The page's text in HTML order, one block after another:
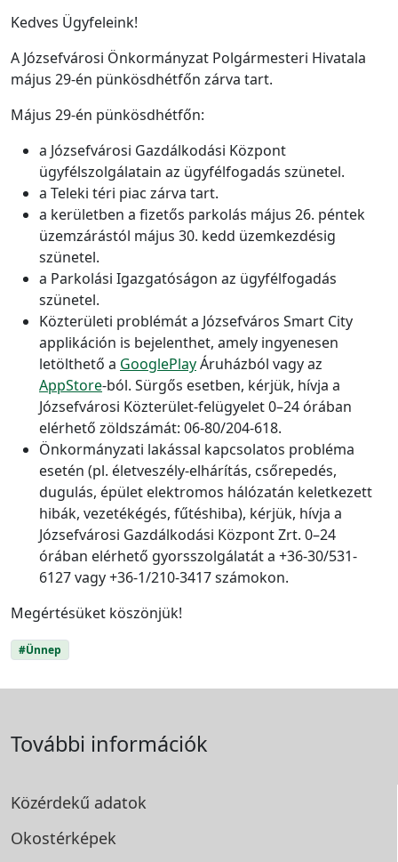
Kedves Ügyfeleink!
A Józsefvárosi Önkormányzat Polgármesteri Hivatala
május 29-én pünkösdhétfőn zárva tart.
Május 29-én pünkösdhétfőn:
a Józsefvárosi Gazdálkodási Központ
ügyfélszolgálatain az ügyfélfogadás szünetel.
a Teleki téri piac zárva tart.
a kerületben a fizetős parkolás május 26. péntek
üzemzárástól május 30. kedd üzemkezdésig
szünetel.
a Parkolási Igazgatóságon az ügyfélfogadás
szünetel.
Közterületi problémát a Józsefváros Smart City
applikáción is bejelenthet, amely ingyenesen
letölthető a GooglePlayÁruházból vagy az
AppStore-ból. Sürgős esetben, kérjük, hívja a
Józsefvárosi Közterület-felügyelet 0–24 órában
elérhető zöldszámát: 06-80/204-618.
Önkormányzati lakással kapcsolatos probléma
esetén (pl. életveszély-elhárítás, csőrepedés,
dugulás, épület elektromos hálózatán keletkezett
hibák, vezetékégés, fűtéshiba), kérjük, hívja a
Józsefvárosi Gazdálkodási Központ Zrt. 0–24
órában elérhető gyorsszolgálatát a +36-30/531-
6127 vagy +36-1/210-3417 számokon.
Megértésüket köszönjük!
#Ünnep
További információk
Közérdekű adatok
Okostérképek